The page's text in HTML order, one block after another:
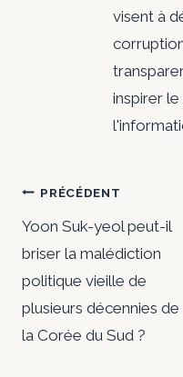
visent à
inspirer
de
l’article
PRÉCÉDENT
Yoon Suk-yeol peut-il
briser la malédiction
politique vieille de
plusieurs décennies de
la Corée du Sud ?